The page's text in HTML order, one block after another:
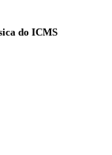
do ICMS